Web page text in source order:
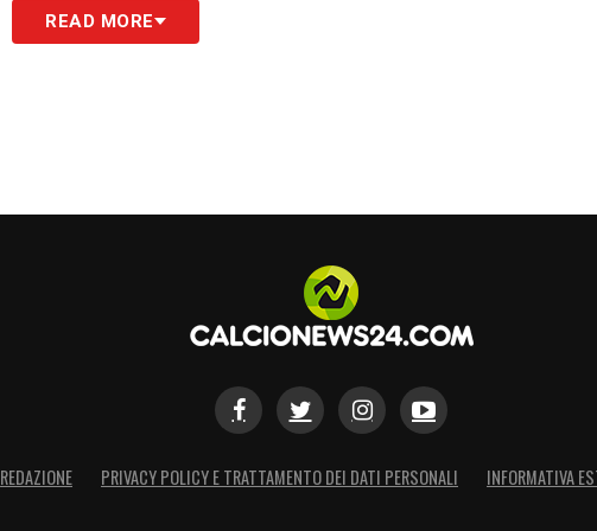
READ MORE
REDAZIONE PRIVACY POLICY E TRATTAMENTO DEI DATI PERSONALI INFORMATIVA